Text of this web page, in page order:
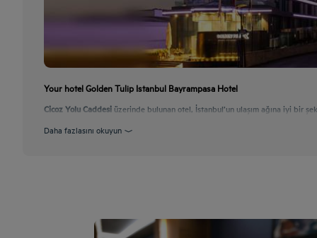
Your hotel Golden Tulip Istanbul Bayrampasa Hotel
Cicoz Yolu Caddesi üzerinde bulunan otel, İstanbul’un ulaşım ağına iyi bir
Daha fazlasını okuyun